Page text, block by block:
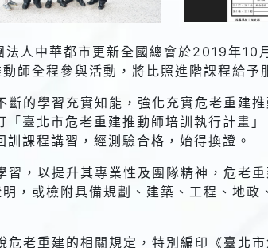
人中華都市更新全國總會於2019年10
師全程參與活動，將比照進階課程給予
的學習充實知能，強化充實危老重建
臺北市危老重建推動師培訓執行計畫
課程講習，經測驗合格，始得換證。
，以提升其專業性及團隊精神，危老
，或檢附具備規劃、建築、工程、地政
老重建的相關規定，特別編印《臺北